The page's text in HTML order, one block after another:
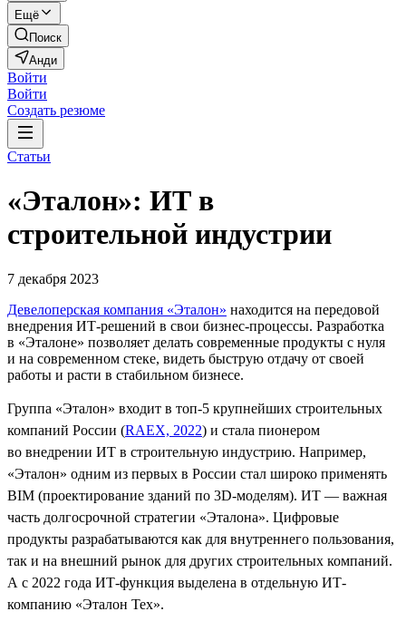
Ещё
Поиск
Анди
Войти
Войти
Создать резюме
Статьи
«Эталон»: ИТ в
строительной индустрии
7 декабря 2023
Девелоперская компания «Эталон» находится на передовой
внедрения ИТ-решений в свои бизнес-процессы. Разработка
в «Эталоне» позволяет делать современные продукты с нуля
и на современном стеке, видеть быструю отдачу от своей
работы и расти в стабильном бизнесе.
Группа «Эталон» входит в топ-5 крупнейших строительных
компаний России (RAEX, 2022) и стала пионером
во внедрении ИТ в строительную индустрию. Например,
«Эталон» одним из первых в России стал широко применять
BIM (проектирование зданий по 3D-моделям). ИТ — важная
часть долгосрочной стратегии «Эталона». Цифровые
продукты разрабатываются как для внутреннего пользования,
так и на внешний рынок для других строительных компаний.
А с 2022 года ИТ-функция выделена в отдельную ИТ-
компанию «Эталон Тех».